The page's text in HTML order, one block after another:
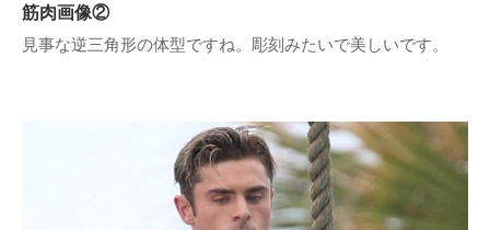
筋肉画像②
見事な逆三角形の体型ですね。彫刻みたいで美しいです。